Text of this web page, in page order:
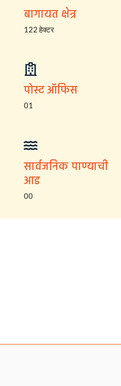
बागायत क्षेत्र
122 हेक्टर
पोस्ट ऑफिस
01
सार्वजनिक पाण्याची
आड
00